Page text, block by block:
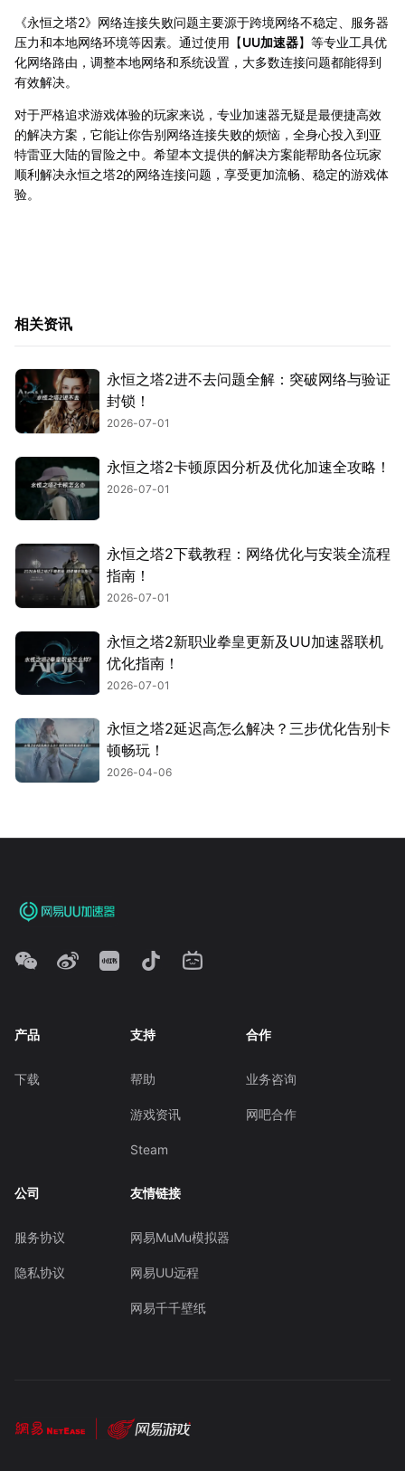
《永恒之塔2》网络连接失败问题主要源于跨境网络不稳定、服务器
压力和本地网络环境等因素。通过使用【UU加速器】等专业工具优
化网络路由，调整本地网络和系统设置，大多数连接问题都能得到
有效解决。
对于严格追求游戏体验的玩家来说，专业加速器无疑是最便捷高效
的解决方案，它能让你告别网络连接失败的烦恼，全身心投入到亚
特雷亚大陆的冒险之中。希望本文提供的解决方案能帮助各位玩家
顺利解决永恒之塔2的网络连接问题，享受更加流畅、稳定的游戏体
验。
相关资讯
永恒之塔2进不去问题全解：突破网络与验证
封锁！
2026-07-01
永恒之塔2卡顿原因分析及优化加速全攻略！
2026-07-01
永恒之塔2下载教程：网络优化与安装全流程
指南！
2026-07-01
永恒之塔2新职业拳皇更新及UU加速器联机
优化指南！
2026-07-01
永恒之塔2延迟高怎么解决？三步优化告别卡
顿畅玩！
2026-04-06
产品
下载
支持
帮助
游戏资讯
Steam
合作
业务咨询
网吧合作
公司
服务协议
隐私协议
友情链接
网易MuMu模拟器
网易UU远程
网易千千壁纸